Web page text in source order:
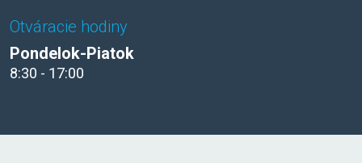
Otváracie hodiny
Pondelok-Piatok
8:30 - 17:00